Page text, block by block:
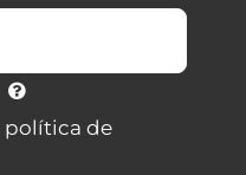
política de